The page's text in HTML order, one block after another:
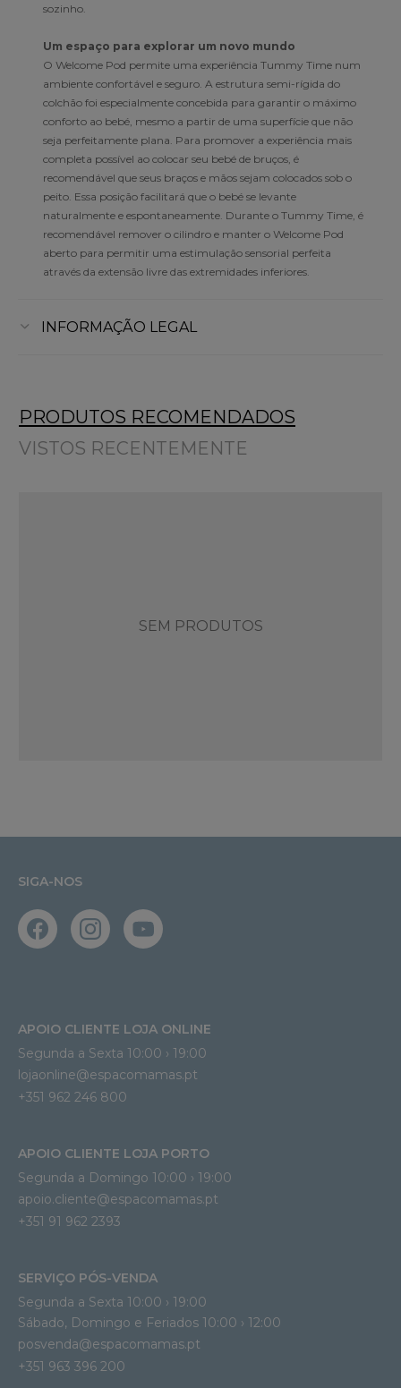
sozinho.
Um espaço para explorar um novo mundo
O Welcome Pod permite uma experiência Tummy Time num
ambiente confortável e seguro. A estrutura semi-rígida do
colchão foi especialmente concebida para garantir o máximo
conforto ao bebé, mesmo a partir de uma superfície que não
seja perfeitamente plana. Para promover a experiência mais
completa possível ao colocar seu bebé de bruços, é
recomendável que seus braços e mãos sejam colocados sob o
peito. Essa posição facilitará que o bebé se levante
naturalmente e espontaneamente. Durante o Tummy Time, é
recomendável remover o cilindro e manter o Welcome Pod
aberto para permitir uma estimulação sensorial perfeita
através da extensão livre das extremidades inferiores.
INFORMAÇÃO LEGAL
PRODUTOS RECOMENDADOS
VISTOS RECENTEMENTE
SEM PRODUTOS
SIGA-NOS
APOIO CLIENTE LOJA ONLINE
Segunda a Sexta 10:00 › 19:00
lojaonline@espacomamas.pt
+351 962 246 800
APOIO CLIENTE LOJA PORTO
Segunda a Domingo 10:00 › 19:00
apoio.cliente@espacomamas.pt
+351 91 962 2393
SERVIÇO PÓS-VENDA
Segunda a Sexta 10:00 › 19:00
Sábado, Domingo e Feriados 10:00 › 12:00
posvenda@espacomamas.pt
+351 963 396 200